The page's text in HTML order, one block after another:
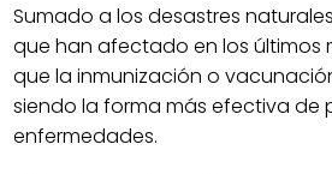
Sumado a los desastres
que han afectado en los últimos
que la inmunización o
siendo la forma más efectiva de
enfermedades.